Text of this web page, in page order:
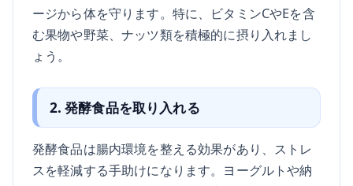
ージから体を守ります。特に、ビタミンCやEを含
む果物や野菜、ナッツ類を積極的に摂り入れまし
ょう。
2. 発酵食品を取り入れる
発酵食品は腸内環境を整える効果があり、ストレ
スを軽減する手助けになります。ヨーグルトや納